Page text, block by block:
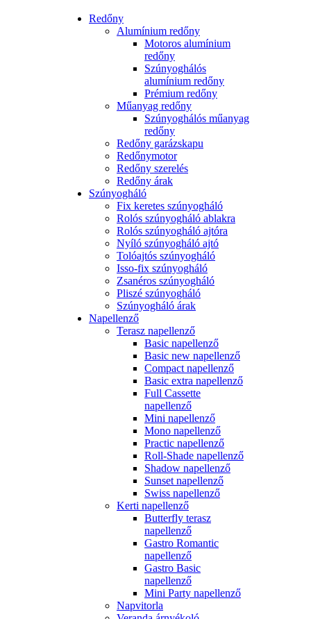
Redőny
Alumínium redőny
Motoros alumínium
redőny
Szúnyoghálós
alumínium redőny
Prémium redőny
Műanyag redőny
Szúnyoghálós műanyag
redőny
Redőny garázskapu
Redőnymotor
Redőny szerelés
Redőny árak
Szúnyogháló
Fix keretes szúnyogháló
Rolós szúnyogháló ablakra
Rolós szúnyogháló ajtóra
Nyíló szúnyogháló ajtó
Tolóajtós szúnyogháló
Isso-fix szúnyogháló
Zsanéros szúnyogháló
Pliszé szúnyogháló
Szúnyogháló árak
Napellenző
Terasz napellenző
Basic napellenző
Basic new napellenző
Compact napellenző
Basic extra napellenző
Full Cassette
napellenző
Mini napellenző
Mono napellenző
Practic napellenző
Roll-Shade napellenző
Shadow napellenző
Sunset napellenző
Swiss napellenző
Kerti napellenző
Butterfly terasz
napellenző
Gastro Romantic
napellenző
Gastro Basic
napellenző
Mini Party napellenző
Napvitorla